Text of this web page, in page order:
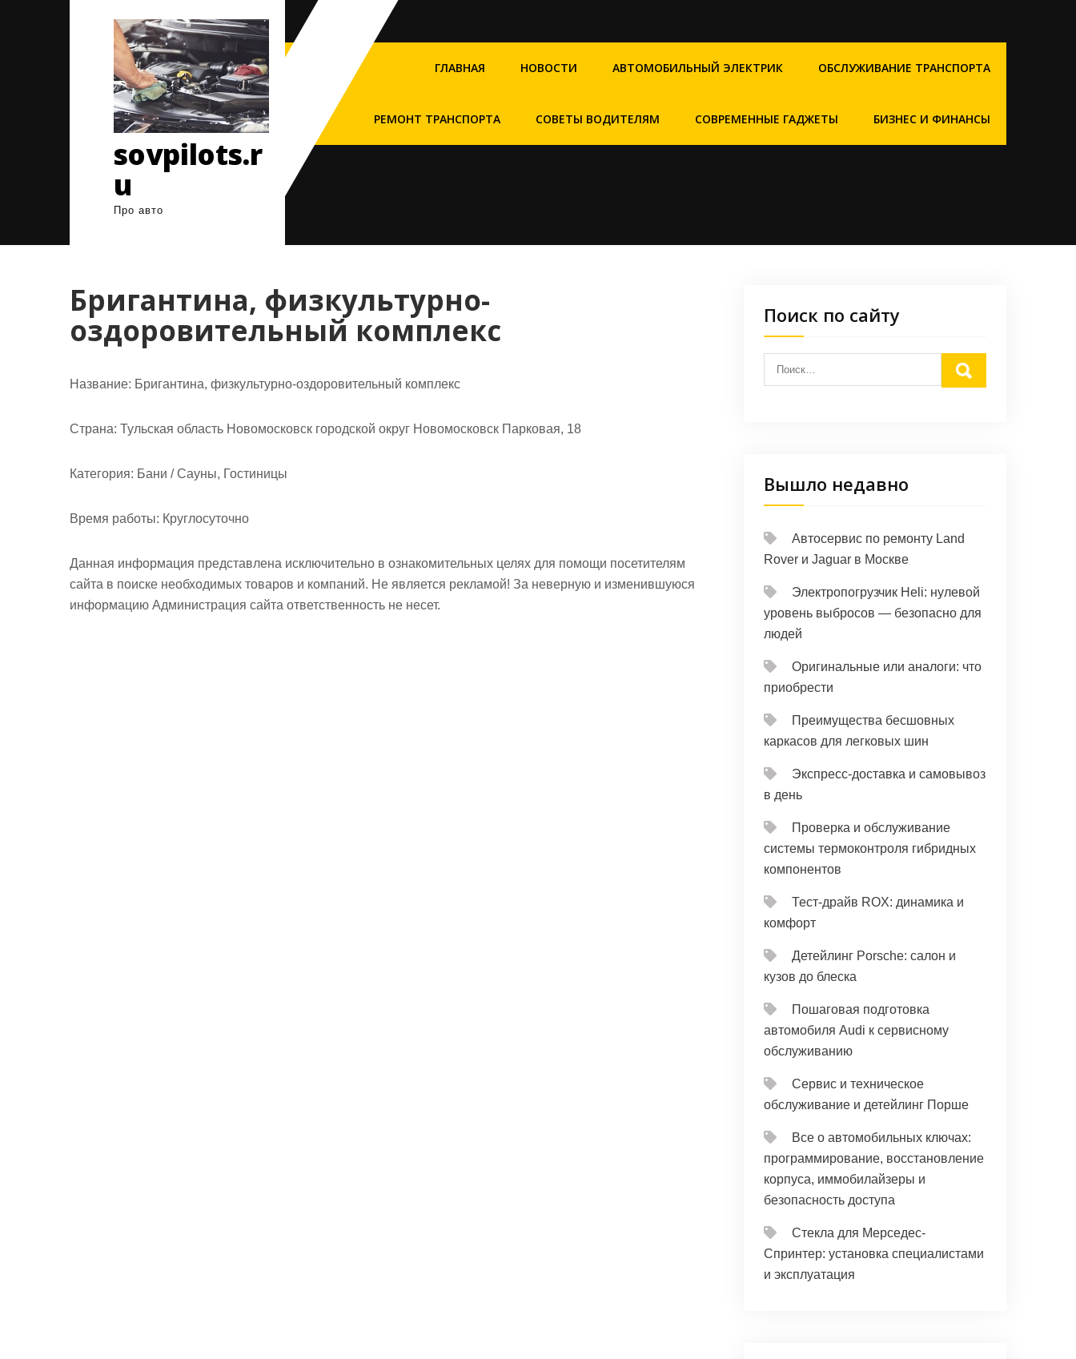
sovpilots.r
u
Про авто
ГЛАВНАЯ НОВОСТИ АВТОМОБИЛЬНЫЙ ЭЛЕКТРИК ОБСЛУЖИВАНИЕ ТРАНСПОРТА
РЕМОНТ ТРАНСПОРТА СОВЕТЫ ВОДИТЕЛЯМ СОВРЕМЕННЫЕ ГАДЖЕТЫ БИЗНЕС И ФИНАНСЫ
Бригантина, физкультурно-
оздоровительный комплекс
Название: Бригантина, физкультурно-оздоровительный комплекс
Страна: Тульская область Новомосковск городской округ Новомосковск Парковая, 18
Категория: Бани / Сауны, Гостиницы
Время работы: Круглосуточно
Данная информация представлена исключительно в ознакомительных целях для помощи посетителям
сайта в поиске необходимых товаров и компаний. Не является рекламой! За неверную и изменившуюся
информацию Администрация сайта ответственность не несет.
Поиск по сайту
Вышло недавно
Автосервис по ремонту Land
Rover и Jaguar в Москве
Электропогрузчик Heli: нулевой
уровень выбросов — безопасно для
людей
Оригинальные или аналоги: что
приобрести
Преимущества бесшовных
каркасов для легковых шин
Экспресс-доставка и самовывоз
в день
Проверка и обслуживание
системы термоконтроля гибридных
компонентов
Тест‑драйв ROX: динамика и
комфорт
Детейлинг Porsche: салон и
кузов до блеска
Пошаговая подготовка
автомобиля Audi к сервисному
обслуживанию
Сервис и техническое
обслуживание и детейлинг Порше
Все о автомобильных ключах:
программирование, восстановление
корпуса, иммобилайзеры и
безопасность доступа
Стекла для Мерседес-
Спринтер: установка специалистами
и эксплуатация